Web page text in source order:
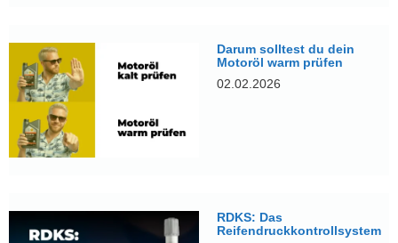
Darum solltest du dein
Motoröl warm prüfen
02.02.2026
RDKS: Das
Reifendruckkontrollsystem